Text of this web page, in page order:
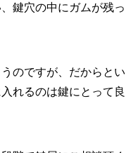
鍵穴の中にガムが残っ
のですが、だからとい
れるのは鍵にとって良